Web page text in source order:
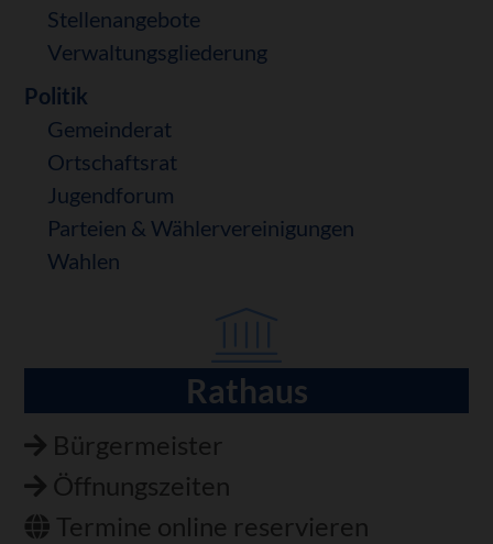
Stellenangebote
Verwaltungsgliederung
Politik
Gemeinderat
Ortschaftsrat
Jugendforum
Parteien & Wählervereinigungen
Wahlen
Rathaus
Bürgermeister
Öffnungszeiten
Termine online reservieren